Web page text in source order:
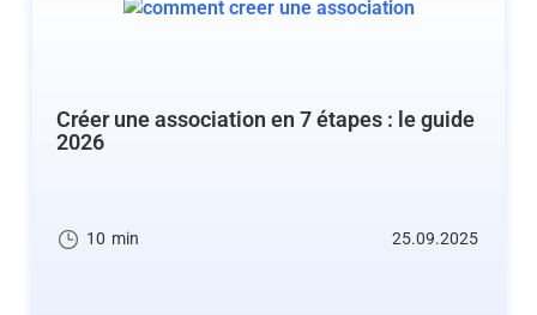
Créer une association en 7 étapes : le guide
2026
10 min 25.09.2025